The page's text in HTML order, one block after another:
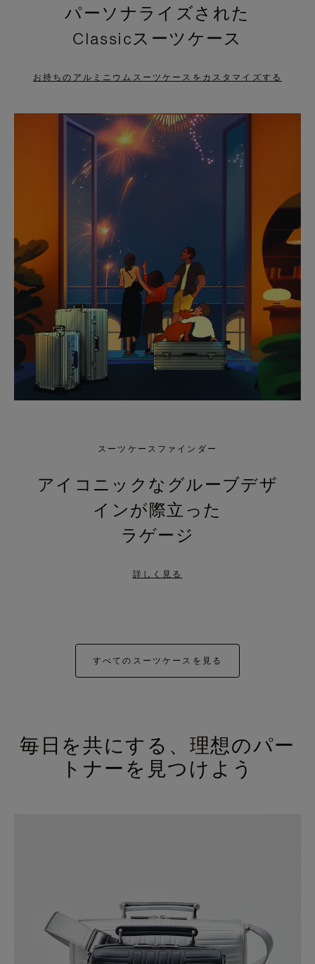
PRESS
PAUSE
PRESS
TO
UNMUTE
パーソナライズされた
Classicスーツケース
お持ちのアルミニウムスーツケースをカスタマイズする
スーツケースファインダー
アイコニックなグルーブデザ
インが際立った
ラゲージ
詳しく見る
すべてのスーツケースを見る
毎日を共にする、理想のパー
トナーを見つけよう